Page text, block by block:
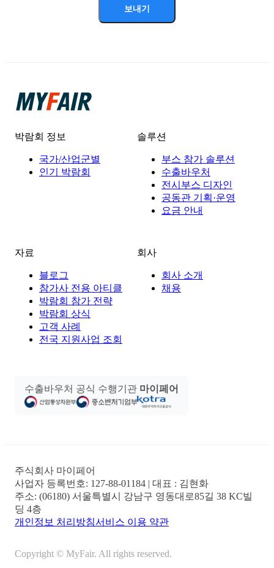
보내기
박람회 정보
국가/산업군별
인기 박람회
솔루션
부스 참가 솔루션
수출바우처
전시부스 디자인
공동관 기획·운영
요금 안내
자료
블로그
참가사 전용 아티클
박람회 참가 전략
박람회 상식
고객 사례
전국 지원사업 조회
회사
회사 소개
채용
수출바우처 공식 수행기관 마이페어
주식회사 마이페어
사업자 등록번호: 127-88-01184 | 대표 : 김현화
주소: (06180) 서울특별시 강남구 영동대로85길 38 KC빌
딩 4층
개인정보 처리방침서비스 이용 약관
Copyright © MyFair. All rights reserved.